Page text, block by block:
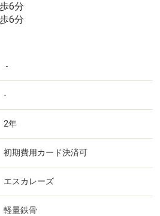
6分
6分
-
-
2年
初期費用カード決済可
エスカレーズ
軽量鉄骨